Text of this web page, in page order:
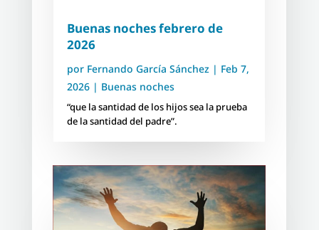
Buenas noches febrero de
2026
por Fernando García Sánchez | Feb 7,
2026| Buenas noches
“que la santidad de los hijos sea la prueba
de la santidad del padre”.